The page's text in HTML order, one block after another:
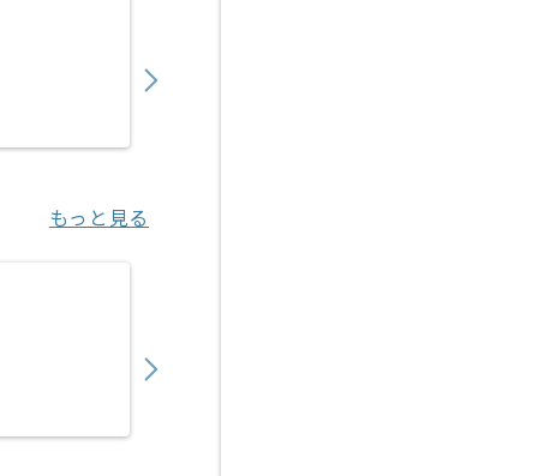
もっと見る